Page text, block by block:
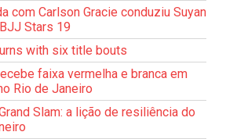
com Carlson Gracie conduziu Suyan
Stars 19
with six title bouts
faixa vermelha e branca em
Rio de Janeiro
Slam: a lição de resiliência do